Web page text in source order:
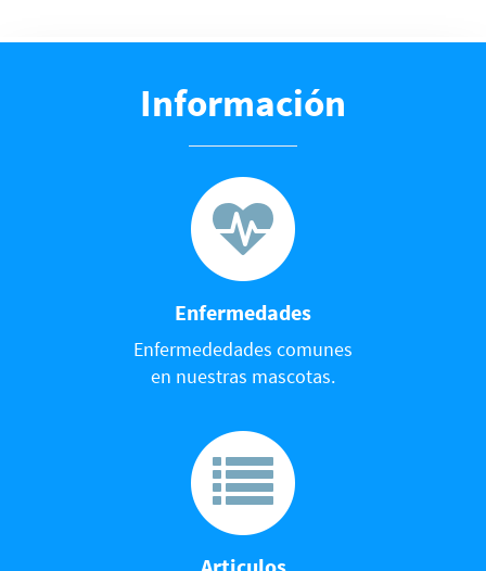
Información
Enfermedades
Enfermededades comunes
en nuestras mascotas.
Articulos